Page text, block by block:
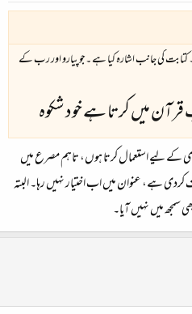
کی جانب اشارہ کیا ہے ۔جو پیارو اور رب کے
میں کرتا ہے خود شکوہ
کے لیے استعمال کرتا ہوں، تاہم مصرع میں
ہے، عنوان میں اب اختیار نہیں رہا۔ البتہ
سمجھ میں نہیں آیا۔